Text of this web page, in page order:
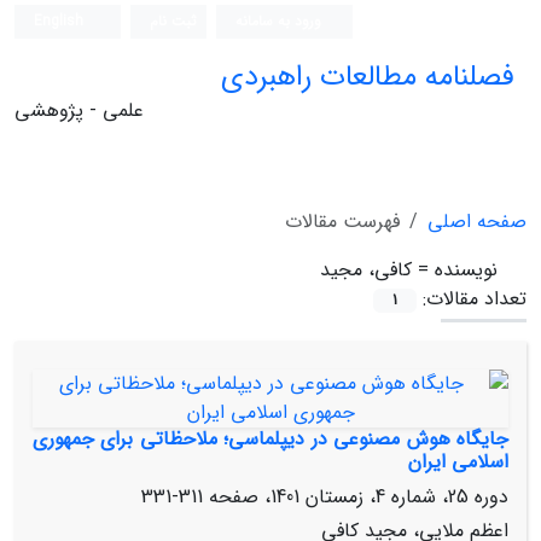
فصلنامه مطالعات راهبردی
علمی - پژوهشی
صفحه اصلی
فهرست مقالات
نویسنده = کافی، مجید
تعداد مقالات:
1
جایگاه هوش مصنوعی در دیپلماسی؛ ملاحظاتی برای جمهوری
اسلامی ایران
دوره 25، شماره 4، زمستان 1401، صفحه
311-331
اعظم ملایی، مجید کافی